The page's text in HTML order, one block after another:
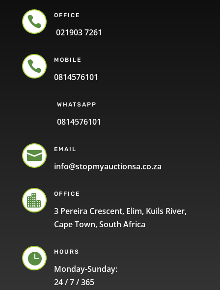
 OFFICE
021903 7261
 MOBILE
0814576101
WHATSAPP
0814576101
 EMAIL
info@stopmyauctionsa.co.za
 OFFICE
3 Pereira Crescent, Elim, Kuils River,
Cape Town, South Africa
 HOURS
Monday-Sunday:
24 / 7 / 365